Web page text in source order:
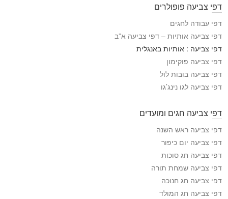
י
ה
צ
י
ע
ה
דפי צביעה פופולרים
דפי עבודה לחגים
דפי צביעה אותיות – דפי צביעה א”ב
דפי צביעה : אותיות באנגלית
דפי צביעה פוקימון
דפי צביעה בובות לול
דפי צביעה לגו נינג’גו
דפי צביעה חגים ומועדים
דפי צביעה ראש השנה
דפי צביעה יום כיפור
דפי צביעה חג סוכות
דפי צביעה שמחת תורה
דפי צביעה חג חנוכה
דפי צביעה חג המולד